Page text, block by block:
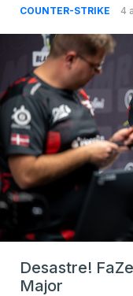
COUNTER-STRIKE 4
Desastre!
Major